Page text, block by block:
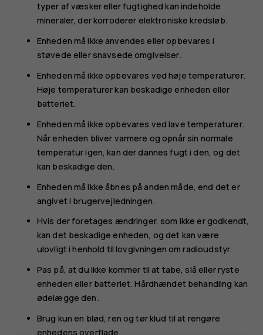
typer af væsker eller fugtighed kan indeholde
mineraler, der korroderer elektroniske kredsløb.
Enheden må ikke anvendes eller opbevares i
støvede eller snavsede omgivelser.
Enheden må ikke opbevares ved høje temperaturer.
Høje temperaturer kan beskadige enheden eller
batteriet.
Enheden må ikke opbevares ved lave temperaturer.
Når enheden bliver varmere og opnår sin normale
temperatur igen, kan der dannes fugt i den, og det
kan beskadige den.
Enheden må ikke åbnes på anden måde, end det er
angivet i brugervejledningen.
Hvis der foretages ændringer, som ikke er godkendt,
kan det beskadige enheden, og det kan være
ulovligt i henhold til lovgivningen om radioudstyr.
Pas på, at du ikke kommer til at tabe, slå eller ryste
enheden eller batteriet. Hårdhændet behandling kan
ødelægge den.
Brug kun en blød, ren og tør klud til at rengøre
enhedens overflade.